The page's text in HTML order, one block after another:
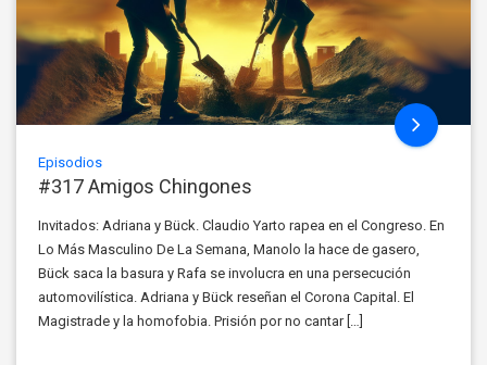
Episodios
#317 Amigos Chingones
Invitados: Adriana y Bück. Claudio Yarto rapea en el Congreso. En
Lo Más Masculino De La Semana, Manolo la hace de gasero,
Bück saca la basura y Rafa se involucra en una persecución
automovilística. Adriana y Bück reseñan el Corona Capital. El
Magistrade y la homofobia. Prisión por no cantar […]